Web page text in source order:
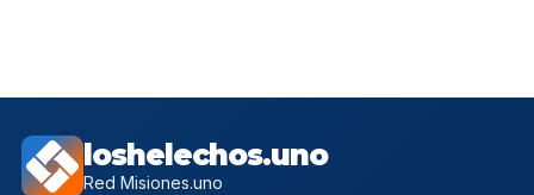
loshelechos.uno
Red Misiones.uno